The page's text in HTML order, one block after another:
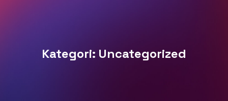
Kategori: Uncategorized